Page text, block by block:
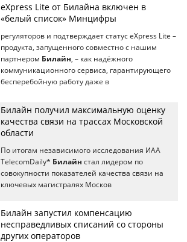
eXpress Lite от Билайна включен в
«белый список» Минцифры
регуляторов и подтверждает статус eXpress Lite –
продукта, запущенного совместно с нашим
партнером Билайн , – как надёжного
коммуникационного сервиса, гарантирующего
бесперебойную работу даже в
Билайн получил максимальную оценку
качества связи на трассах Московской
области
По итогам независимого исследования ИАА
TelecomDaily* Билайн стал лидером по
совокупности показателей качества связи на
ключевых магистралях Москов
Билайн запустил компенсацию
несправедливых списаний со стороны
других операторов